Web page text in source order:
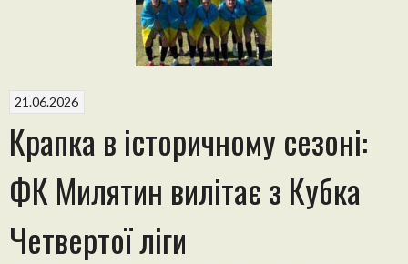
під
Замком:
ФК
поступився
Погоні”
21.06.2026
Крапка в історичному сезоні:
ФК Милятин вилітає з Кубка
Четвертої ліги